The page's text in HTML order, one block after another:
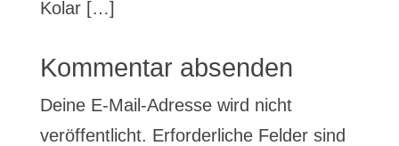
Kolar […]
Kommentar absenden
Deine E-Mail-Adresse wird nicht
veröffentlicht. Erforderliche Felder sind